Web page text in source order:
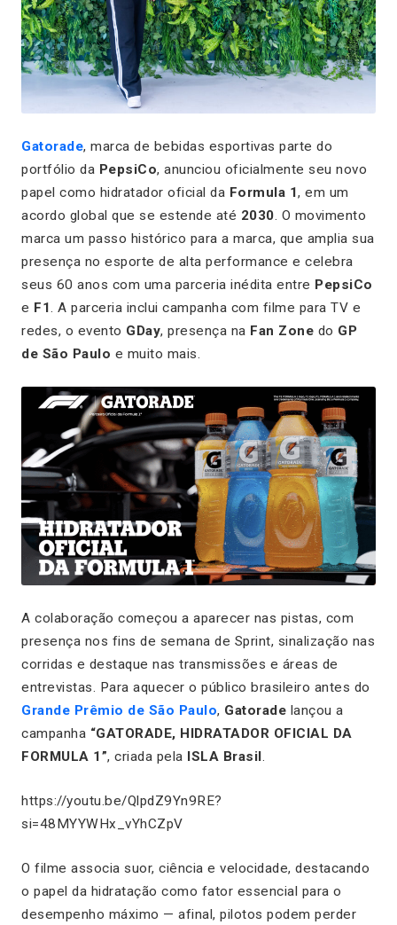
Gatorade, marca de bebidas esportivas parte do
portfólio da PepsiCo, anunciou oficialmente seu novo
papel como hidratador oficial da Formula 1, em um
acordo global que se estende até 2030. O movimento
marca um passo histórico para a marca, que amplia sua
presença no esporte de alta performance e celebra
seus 60 anos com uma parceria inédita entre PepsiCo
e F1. A parceria inclui campanha com filme para TV e
redes, o evento GDay, presença na Fan Zone do GP
de São Paulo e muito mais.
A colaboração começou a aparecer nas pistas, com
presença nos fins de semana de Sprint, sinalização nas
corridas e destaque nas transmissões e áreas de
entrevistas. Para aquecer o público brasileiro antes do
Grande Prêmio de São Paulo, Gatorade lançou a
campanha “GATORADE, HIDRATADOR OFICIAL DA
FORMULA 1”, criada pela ISLA Brasil.
https://youtu.be/QlpdZ9Yn9RE?
si=48MYYWHx_vYhCZpV
O filme associa suor, ciência e velocidade, destacando
o papel da hidratação como fator essencial para o
desempenho máximo — afinal, pilotos podem perder